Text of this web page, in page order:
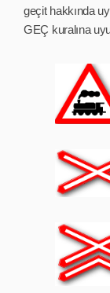
geçit hakkında
GEÇ kuralına